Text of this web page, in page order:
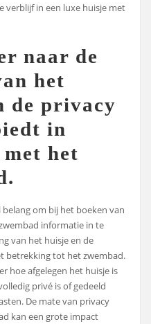
verblijf in een luxe huisje met
naar de
het
de privacy
in
het
belang om bij het boeken van
informatie in te
van het huisje en de
betrekking tot het zwembad.
hoe afgelegen het huisje is
privé is of gedeeld
De mate van privacy
kan een grote impact